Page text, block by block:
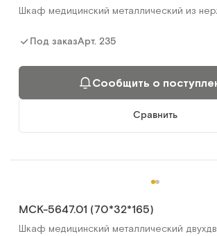
Шкаф медицинский металлический из
Под заказАрт. 235
Сообщить о
Сравнить
МСК-5647.01 (70*32*165)
Шкаф медицинский металлический